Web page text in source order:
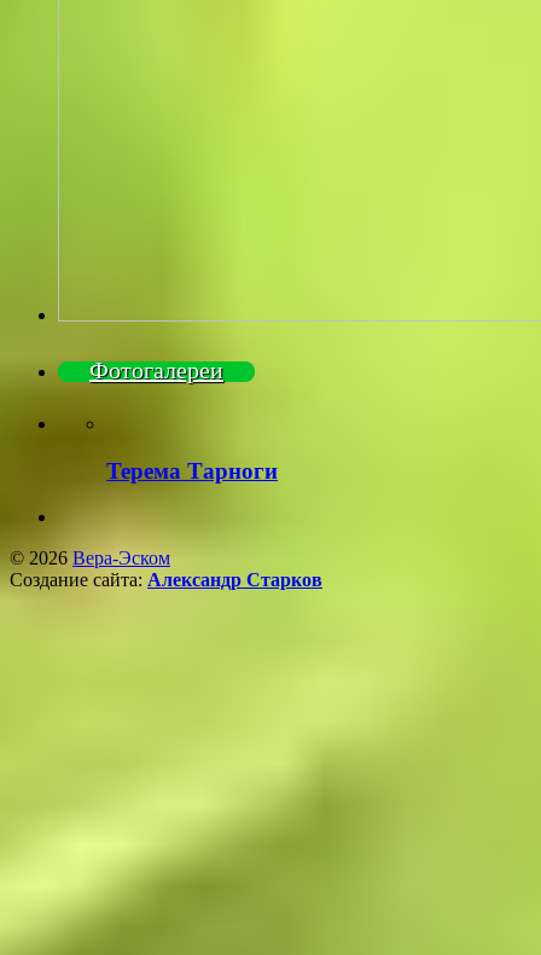
Фотогалереи
Терема Тарноги
© 2026 Вера-Эском
Создание сайта: Александр Старков